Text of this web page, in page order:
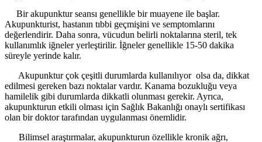
Bir akupunktur seansı genellikle bir muayene ile başlar.
Akupunkturist, hastanın tıbbi geçmişini ve semptomlarını
değerlendirir. Daha sonra, vücudun belirli noktalarına steril, tek
kullanımlık iğneler yerleştirilir. İğneler genellikle 15-50 dakika
süreyle yerinde kalır.
Akupunktur çok çeşitli durumlarda kullanılıyor olsa da, dikkat
edilmesi gereken bazı noktalar vardır. Kanama bozukluğu veya
hamilelik gibi durumlarda dikkatli olunması gerekir. Ayrıca,
akupunkturun etkili olması için Sağlık Bakanlığı onaylı sertifikası
olan bir doktor tarafından uygulanması önemlidir.
Bilimsel araştırmalar, akupunkturun özellikle kronik ağrı,